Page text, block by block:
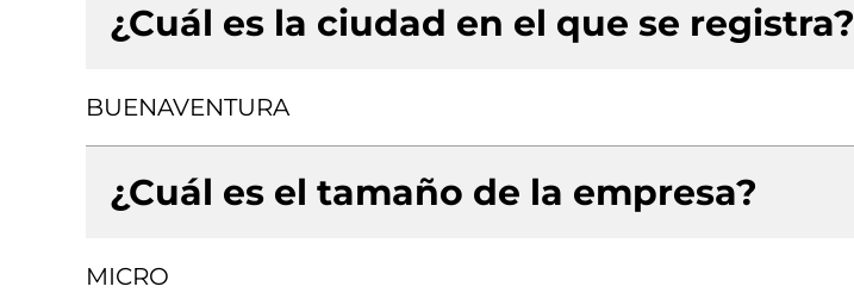
¿Cuál es la ciudad en el que se registra?
BUENAVENTURA
¿Cuál es el tamaño de la empresa?
MICRO